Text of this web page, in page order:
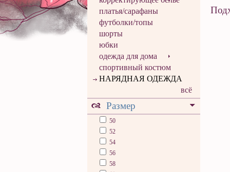
платья/сарафаны
футболки/топы
шорты
юбки
одежда для дома
спортивный костюм
НАРЯДНАЯ ОДЕЖДА
всё
Размер
50
52
54
56
58